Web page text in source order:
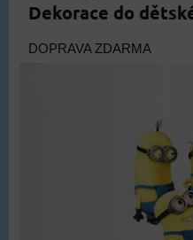
Dekorace do
DOPRAVA ZDARMA